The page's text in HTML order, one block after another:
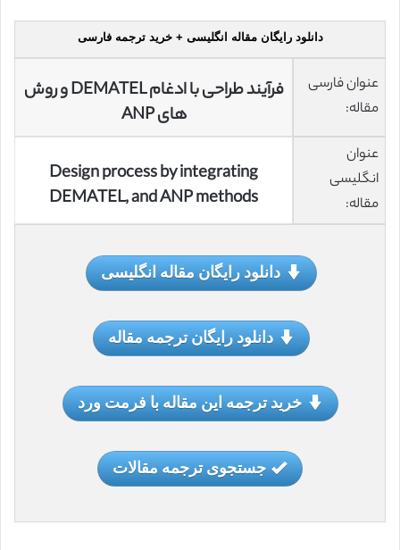
دانلود رایگان مقاله انگلیسی + خرید ترجمه فارسی
عنوان فارسی
مقاله:
فرآیند طراحی با ادغام DEMATEL و روش
های ANP
عنوان
انگلیسی
مقاله:
Design process by integrating
DEMATEL, and ANP methods
دانلود رایگان مقاله انگلیسی
دانلود رایگان ترجمه مقاله
خرید ترجمه این مقاله با فرمت ورد
جستجوی ترجمه مقالات